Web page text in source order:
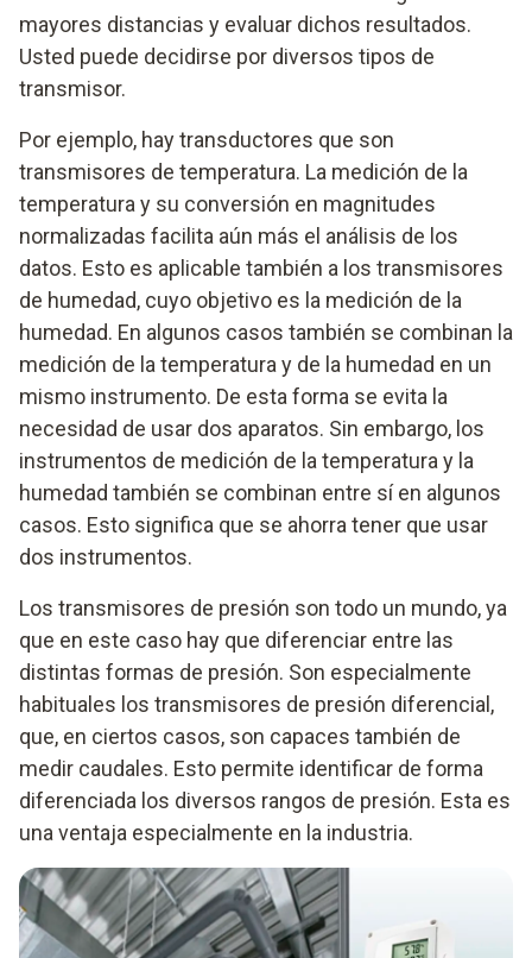
mayores distancias y evaluar dichos resultados.
Usted puede decidirse por diversos tipos de
transmisor.
Por ejemplo, hay transductores que son
transmisores de temperatura. La medición de la
temperatura y su conversión en magnitudes
normalizadas facilita aún más el análisis de los
datos. Esto es aplicable también a los transmisores
de humedad, cuyo objetivo es la medición de la
humedad. En algunos casos también se combinan la
medición de la temperatura y de la humedad en un
mismo instrumento. De esta forma se evita la
necesidad de usar dos aparatos. Sin embargo, los
instrumentos de medición de la temperatura y la
humedad también se combinan entre sí en algunos
casos. Esto significa que se ahorra tener que usar
dos instrumentos.
Los transmisores de presión son todo un mundo, ya
que en este caso hay que diferenciar entre las
distintas formas de presión. Son especialmente
habituales los transmisores de presión diferencial,
que, en ciertos casos, son capaces también de
medir caudales. Esto permite identificar de forma
diferenciada los diversos rangos de presión. Esta es
una ventaja especialmente en la industria.